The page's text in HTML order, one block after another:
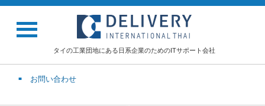
タイの工業団地にある日系企業のためのITサポート会社
お問い合わせ